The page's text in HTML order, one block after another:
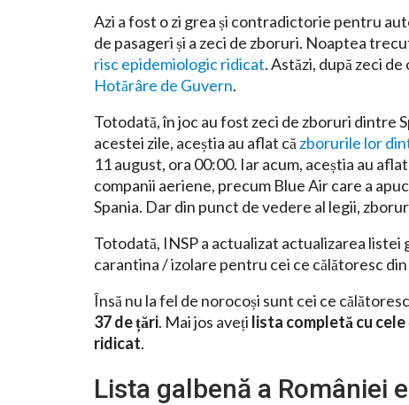
Azi a fost o zi grea și contradictorie pentru
de pasageri și a zeci de zboruri. Noaptea
risc epidemiologic ridicat. Astăzi, după zeci de
Hotărâre de Guvern.
Totodată, în joc au fost zeci de zboruri dintre
acestei zile, aceștia au aflat că zborurile lor
11 august, ora 00:00. Iar acum, aceștia au
companii aeriene, precum Blue Air care a
Spania. Dar din punct de vedere al legii,
Totodată, INSP a actualizat actualizarea listei
carantina / izolare pentru cei ce călătoresc din
Însă nu la fel de norocoși sunt cei ce
37 de țări. Mai jos aveți lista completă cu
ridicat.
Lista galbenă a României